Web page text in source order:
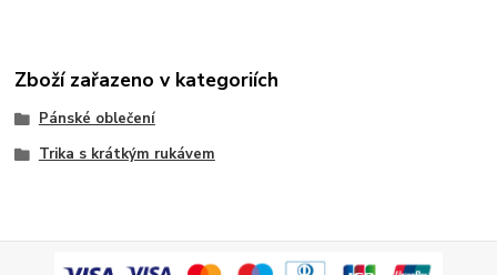
Zboží zařazeno v kategoriích
Pánské oblečení
Trika s krátkým rukávem